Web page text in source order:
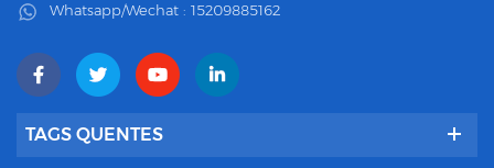
Whatsapp/Wechat : 15209885162
TAGS QUENTES